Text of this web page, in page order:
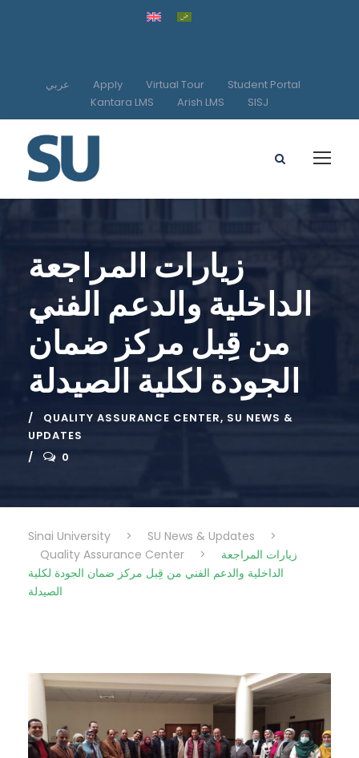
عربي Apply Virtual Tour
Student Portal
Kantara LMS
Arish LMS SISJ
زيارات المراجعة
الداخلية والدعم الفني
من قِبل مركز ضمان
الجودة لكلية الصيدلة
QUALITY ASSURANCE CENTER, SU NEWS &
UPDATES
0
Sinai University > SU News & Updates
>
Quality Assurance Center
>
زيارات المراجعة
الداخلية والدعم الفني من قِبل مركز ضمان الجودة لكلية
الصيدلة